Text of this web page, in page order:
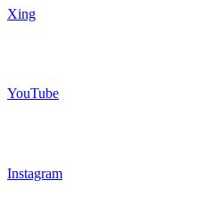
Xing
YouTube
Instagram